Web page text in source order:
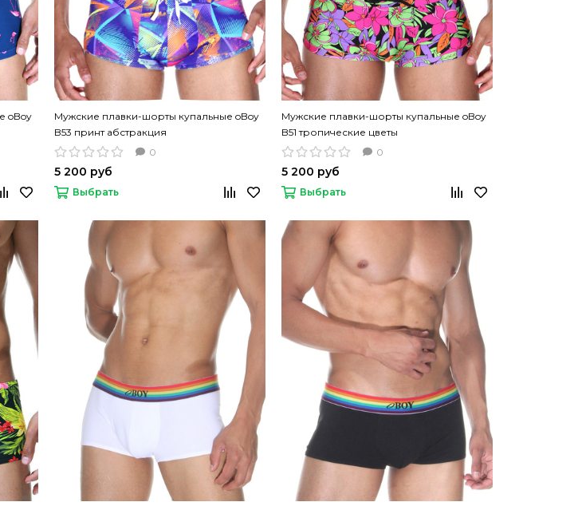
oBoy
Мужские плавки-шорты купальные oBoy
B53 принт абстракция
0
5 200 руб
Выбрать
Мужские плавки-шорты купальные oBoy
B51 тропические цветы
0
5 200 руб
Выбрать